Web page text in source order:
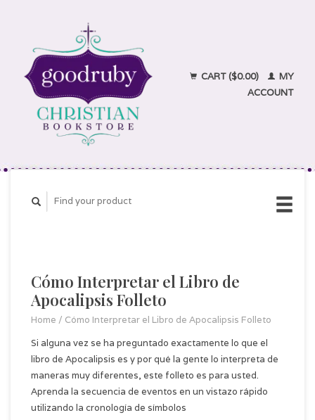
CART ($0.00)
MY
ACCOUNT
Cómo Interpretar el Libro de
Apocalipsis Folleto
Home / Cómo Interpretar el Libro de Apocalipsis Folleto
Si alguna vez se ha preguntado exactamente lo que el
libro de Apocalipsis es y por qué la gente lo interpreta de
maneras muy diferentes, este folleto es para usted.
Aprenda la secuencia de eventos en un vistazo rápido
utilizando la cronología de símbolos